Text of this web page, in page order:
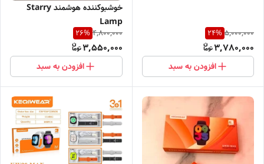
5,000,000
24%
3,780,000
افزودن به سبد
خوشبوکننده هوشمند Starry
Lamp
4,800,000
26%
3,550,000
افزودن به سبد